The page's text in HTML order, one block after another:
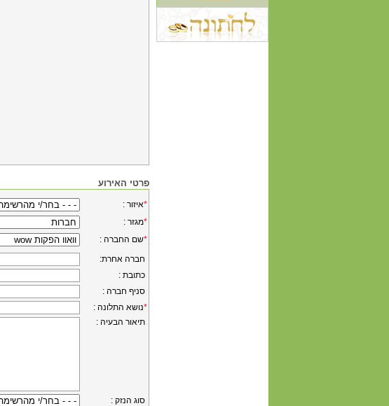
פרטי האירוע
: איזור*
: מגזר*
: שם החברה*
: נושא התלונה*